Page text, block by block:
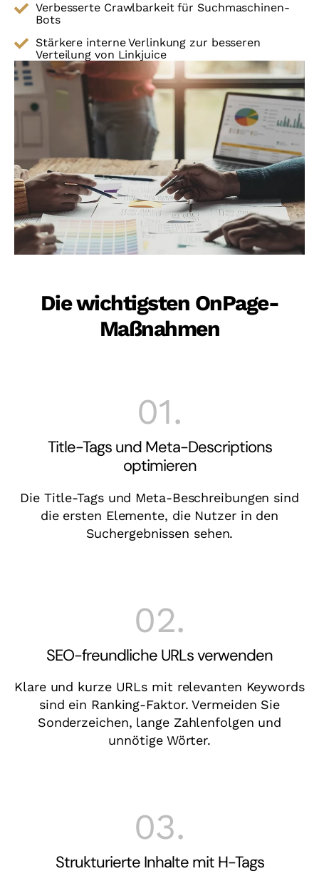
Verbesserte Crawlbarkeit für Suchmaschinen-
Bots
Stärkere interne Verlinkung zur besseren
Verteilung von Linkjuice
Die wichtigsten OnPage-
Maßnahmen
01.
Title-Tags und Meta-Descriptions
optimieren
Die Title-Tags und Meta-Beschreibungen sind
die ersten Elemente, die Nutzer in den
Suchergebnissen sehen.
02.
SEO-freundliche URLs verwenden
Klare und kurze URLs mit relevanten Keywords
sind ein Ranking-Faktor. Vermeiden Sie
Sonderzeichen, lange Zahlenfolgen und
unnötige Wörter.
03.
Strukturierte Inhalte mit H-Tags